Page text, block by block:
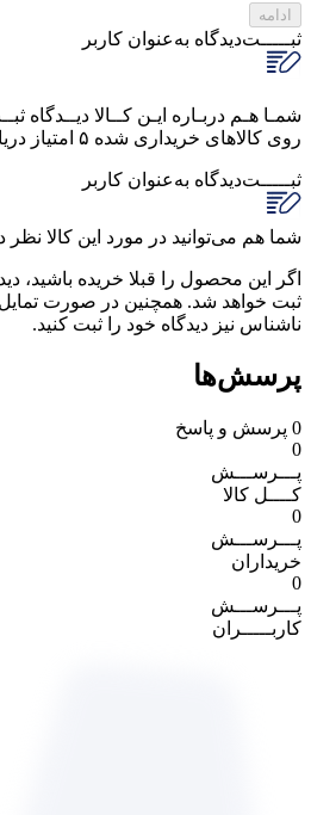
ادامه
ثبـــــت‌دیدگاه به‌عنوان کاربر
شمـا هـم دربـاره ایـن کــالا دیــدگاه
روی کالاهای خریداری شده ۵ امتیاز دریافت کنید.
ثبـــــت‌دیدگاه به‌عنوان کاربر
شما هم می‌توانید در مورد این کالا نظر
اگر این محصول را قبلا خریده باشید،
ثبت خواهد شد. همچنین در صورت
ناشناس نیز دیدگاه خود را ثبت کنید.
پرسش‌ها
0 پرسش و پاسخ
0
پـــرســـش
کــــل کالا
0
پـــرســـش
خریداران
0
پـــرســـش
کاربـــــران